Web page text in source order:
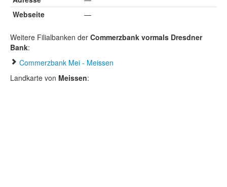
Webseite
—
Weitere Filialbanken der Commerzbank vormals Dresdner
Bank:
Commerzbank Mei - Meissen
Landkarte von Meissen: